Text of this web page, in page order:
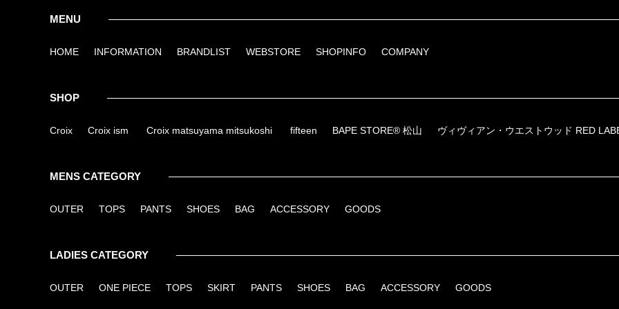
MENU
HOME INFORMATION BRANDLIST WEBSTORE SHOPINFO COMPANY
SHOP
Croix Croix ism Croix matsuyama mitsukoshi fifteen BAPE STORE® 松山 ヴィヴィアン・ウエストウッド RED
MENS CATEGORY
OUTER TOPS PANTS SHOES BAG ACCESSORY GOODS
LADIES CATEGORY
OUTER ONE PIECE TOPS SKIRT PANTS SHOES BAG ACCESSORY GOODS